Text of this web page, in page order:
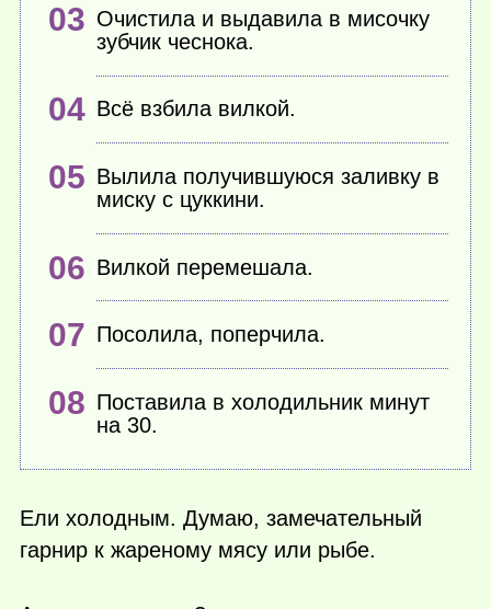
Очистила и выдавила в мисочку
зубчик чеснока.
Всё взбила вилкой.
Вылила получившуюся заливку в
миску с цуккини.
Вилкой перемешала.
Посолила, поперчила.
Поставила в холодильник минут
на 30.
Ели холодным. Думаю, замечательный
гарнир к жареному мясу или рыбе.